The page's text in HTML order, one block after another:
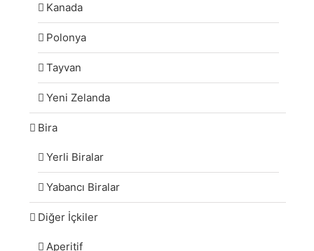
Kanada
Polonya
Tayvan
Yeni Zelanda
Bira
Yerli Biralar
Yabancı Biralar
Diğer İçkiler
Aperitif